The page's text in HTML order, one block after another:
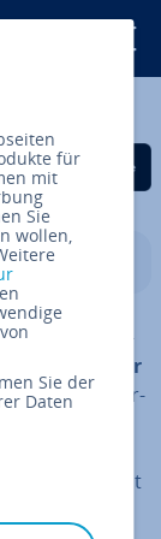
teilen
teilen
LinkedIn
zu Deutsch
und Ja­va­
moderner
Pro­gram­mier­
Schritte für
soll. Damit ist
für
mit
Sie
wollen,
Sie der
Daten